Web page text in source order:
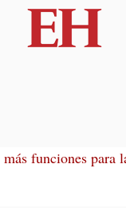
funciones para